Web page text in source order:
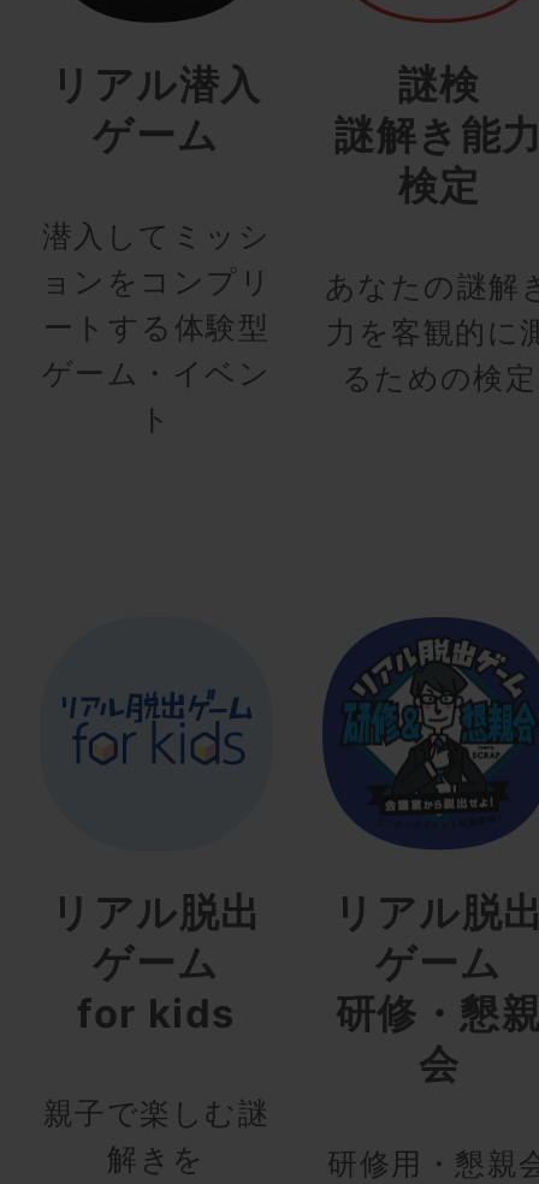
リアル潜入
ゲーム
潜入してミッシ
ョンをコンプリ
ートする体験型
ゲーム・イベン
ト
謎検
謎解き能
検定
あなたの謎解
力を客観的に
るための検定
リアル脱出
ゲーム
for kids
親子で楽しむ謎
解きを
リアル脱
ゲーム
研修・懇
会
研修用・懇親